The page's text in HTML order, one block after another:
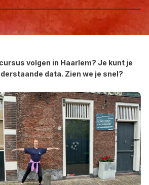
volgen in Haarlem? Je kunt je
data. Zien we je snel?